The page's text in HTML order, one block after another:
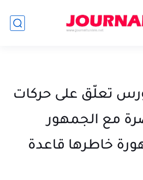
تعلّق على حركات
مع الجمهور
خاطرها قاعدة